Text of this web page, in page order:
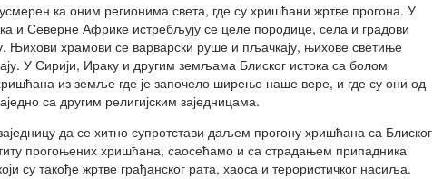
ка оним регионима света, где су хришћани жртве прогона. У
и Северне Африке истребљују се целе породице, села и градови
Њихови храмови се варварски руше и пљачкају, њихове светиње
У Сирији, Ираку и другим земљама Блиског истока са болом
из земље где је започело ширење наше вере, и где су они од
са другим религијским заједницама.
да се хитно супротстави даљем прогону хришћана са Блиског
прогоњених хришћана, саосећамо и са страдањем припадника
су такође жртве грађанског рата, хаоса и терористичког насиља.